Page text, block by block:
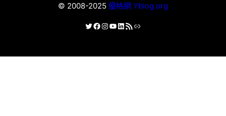
© 2008-2025 優格網 Yblog.org
X Facebook
Instagram
YouTube
LinkedIn
RSS 資訊提供連結